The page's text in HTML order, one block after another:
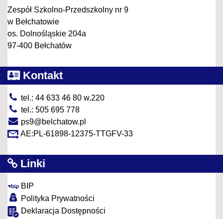
Zespół Szkolno-Przedszkolny nr 9
w Bełchatowie
os. Dolnośląskie 204a
97-400 Bełchatów
Kontakt
tel.: 44 633 46 80 w.220
tel.: 505 695 778
ps9@belchatow.pl
AE:PL-61898-12375-TTGFV-33
Linki
BIP
Polityka Prywatności
Deklaracja Dostępności